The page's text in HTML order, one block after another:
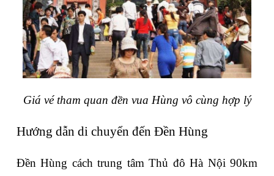
Giá vé tham quan đền vua Hùng vô cùng hợp lý
Hướng dẫn di chuyển đến Đền Hùng
Đền Hùng cách trung tâm Thủ đô Hà Nội 90km